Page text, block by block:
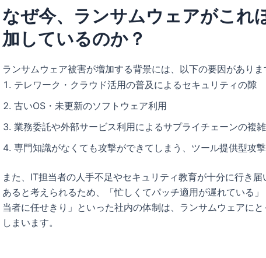
なぜ今、ランサムウェアがこれ
加しているのか？
ランサムウェア被害が増加する背景には、以下の要因がありま
テレワーク・クラウド活用の普及によるセキュリティの隙
古いOS・未更新のソフトウェア利用
業務委託や外部サービス利用によるサプライチェーンの複
専門知識がなくても攻撃ができてしまう、ツール提供型攻
また、IT担当者の人手不足やセキュリティ教育が十分に行き
あると考えられるため、「忙しくてパッチ適用が遅れている
当者に任せきり」といった社内の体制は、ランサムウェアに
しまいます。